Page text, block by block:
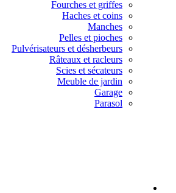
Fourches et griffes
Haches et coins
Manches
Pelles et pioches
Pulvérisateurs et désherbeurs
Râteaux et racleurs
Scies et sécateurs
Meuble de jardin
Garage
Parasol